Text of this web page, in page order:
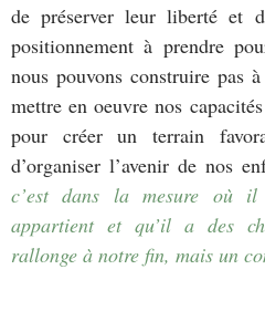
de préserver leur liberté et
positionnement à prendre
nous pouvons construire pas
mettre en oeuvre nos
pour créer un terrain
d’organiser l’avenir de nos
c’est dans la mesure où il
appartient et qu’il a des
rallonge à notre fin, mais un